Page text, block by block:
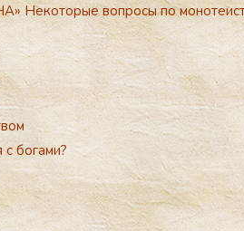
»Некоторые вопросы по
с богами?